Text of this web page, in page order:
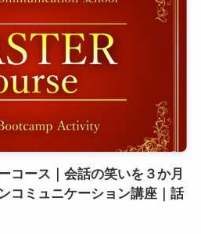
コース｜会話の笑いを３か月
コミュニケーション講座｜話